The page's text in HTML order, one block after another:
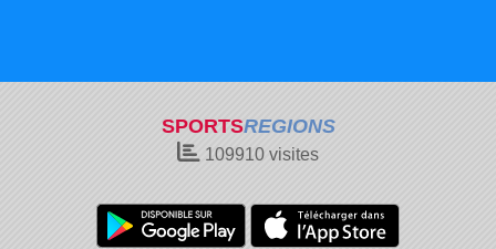
SPORTSREGIONS
109910 visites